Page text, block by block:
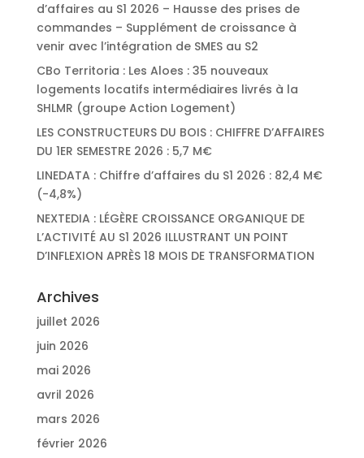
d’affaires au S1 2026 – Hausse des prises de
commandes – Supplément de croissance à
venir avec l’intégration de SMES au S2
CBo Territoria : Les Aloes : 35 nouveaux
logements locatifs intermédiaires livrés à la
SHLMR (groupe Action Logement)
LES CONSTRUCTEURS DU BOIS : CHIFFRE D’AFFAIRES
DU 1ER SEMESTRE 2026 : 5,7 M€
LINEDATA : Chiffre d’affaires du S1 2026 : 82,4 M€
(-4,8%)
NEXTEDIA : LÉGÈRE CROISSANCE ORGANIQUE DE
L’ACTIVITÉ AU S1 2026 ILLUSTRANT UN POINT
D’INFLEXION APRÈS 18 MOIS DE TRANSFORMATION
Archives
juillet 2026
juin 2026
mai 2026
avril 2026
mars 2026
février 2026